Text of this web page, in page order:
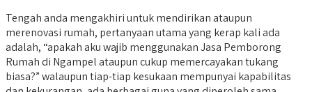
Tengah anda mengakhiri untuk mendirikan ataupun
merenovasi rumah, pertanyaan utama yang kerap kali ada
adalah, “apakah aku wajib menggunakan Jasa Pemborong
Rumah di Ngampel ataupun cukup memercayakan tukang
biasa?” walaupun tiap-tiap kesukaan mempunyai kapabilitas